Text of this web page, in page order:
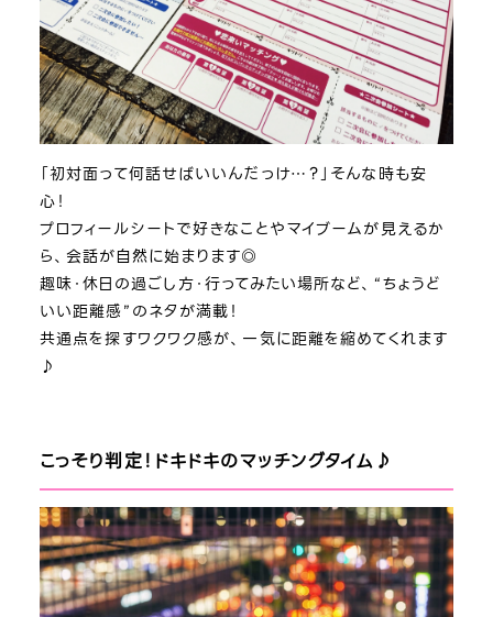
「初対面って何話せばいいんだっけ…？」そんな時も安
心！
プロフィールシートで好きなことやマイブームが見えるか
ら、会話が自然に始まります◎
趣味・休日の過ごし方・行ってみたい場所など、“ちょうど
いい距離感”のネタが満載！
共通点を探すワクワク感が、一気に距離を縮めてくれます
♪
こっそり判定！ドキドキのマッチングタイム♪